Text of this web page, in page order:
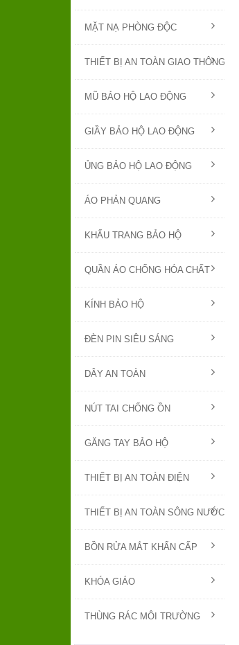
MẶT NẠ PHÒNG ĐỘC
THIẾT BỊ AN TOÀN GIAO THÔNG
MŨ BẢO HỘ LAO ĐỘNG
GIẦY BẢO HỘ LAO ĐỘNG
ỦNG BẢO HỘ LAO ĐỘNG
ÁO PHẢN QUANG
KHẨU TRANG BẢO HỘ
QUẦN ÁO CHỐNG HÓA CHẤT
KÍNH BẢO HỘ
ĐÈN PIN SIÊU SÁNG
DÂY AN TOÀN
NÚT TAI CHỐNG ỒN
GĂNG TAY BẢO HỘ
THIẾT BỊ AN TOÀN ĐIỆN
THIẾT BỊ AN TOÀN SÔNG NƯỚC
BỒN RỬA MẮT KHẨN CẤP
KHÓA GIÁO
THÙNG RÁC MÔI TRƯỜNG